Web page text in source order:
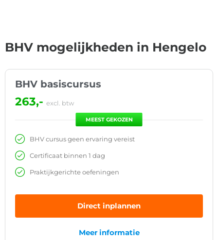
BHV mogelijkheden in Hengelo
BHV basiscursus
263,- excl. btw
MEEST GEKOZEN
BHV cursus geen ervaring vereist
Certificaat binnen 1 dag
Praktijkgerichte oefeningen
Direct inplannen
Meer informatie